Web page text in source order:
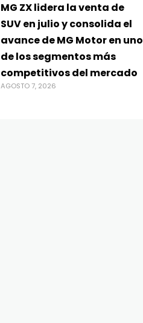
MG ZX lidera la venta de
SUV en julio y consolida el
avance de MG Motor en uno
de los segmentos más
competitivos del mercado
AGOSTO 7, 2026